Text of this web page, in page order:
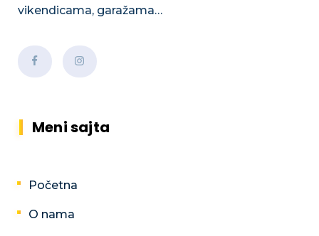
vikendicama, garažama…
Meni sajta
Početna
O nama